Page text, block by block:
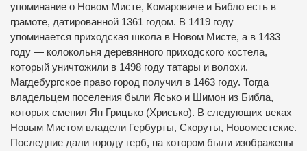
упоминание о Новом Мисте, Комаровиче и Библо есть в
грамоте, датированной 1361 годом. В 1419 году
упоминается приходская школа в Новом Мисте, а в 1433
году — колокольня деревянного приходского костела,
который уничтожили в 1498 году татары и волохи.
Магдебургское право город получил в 1463 году. Тогда
владельцем поселения были Ясько и Шимон из Библа,
которых сменил Ян Грицько (Хрисько). В следующих веках
Новым Мистом владели Гербурты, Скоруты, Новоместские.
Последние дали городу герб, на котором были изображены